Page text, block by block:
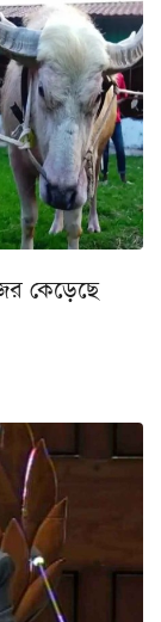
কেড়েছে